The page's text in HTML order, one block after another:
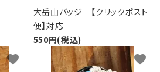
大岳山バッジ 【クリックポスト
便】対応
550円(税込)
favorite favorite